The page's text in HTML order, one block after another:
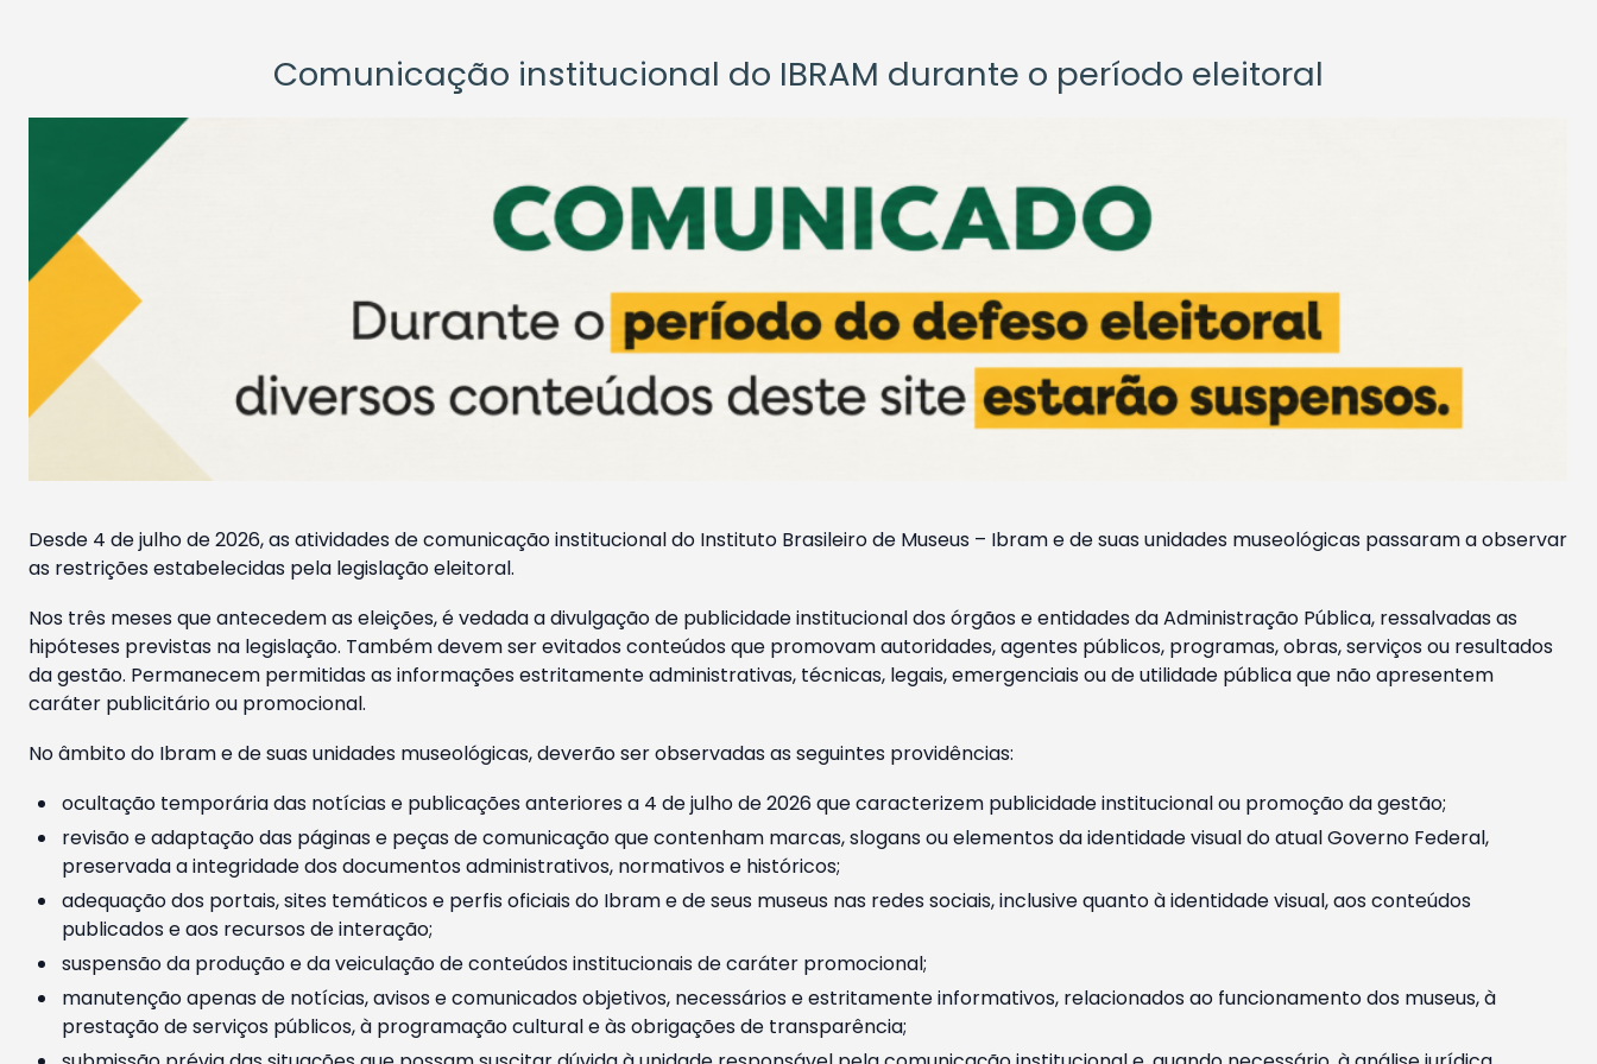
Comunicação institucional do IBRAM durante o período eleitoral
Desde 4 de julho de 2026, as atividades de comunicação institucional do Instituto Brasileiro de Museus – Ibram e de suas unidades museológicas passaram a observar
as restrições estabelecidas pela legislação eleitoral.
Nos três meses que antecedem as eleições, é vedada a divulgação de publicidade institucional dos órgãos e entidades da Administração Pública, ressalvadas as
hipóteses previstas na legislação. Também devem ser evitados conteúdos que promovam autoridades, agentes públicos, programas, obras, serviços ou resultados
da gestão. Permanecem permitidas as informações estritamente administrativas, técnicas, legais, emergenciais ou de utilidade pública que não apresentem
caráter publicitário ou promocional.
No âmbito do Ibram e de suas unidades museológicas, deverão ser observadas as seguintes providências:
ocultação temporária das notícias e publicações anteriores a 4 de julho de 2026 que caracterizem publicidade institucional ou promoção da gestão;
revisão e adaptação das páginas e peças de comunicação que contenham marcas, slogans ou elementos da identidade visual do atual Governo Federal,
preservada a integridade dos documentos administrativos, normativos e históricos;
adequação dos portais, sites temáticos e perfis oficiais do Ibram e de seus museus nas redes sociais, inclusive quanto à identidade visual, aos conteúdos
publicados e aos recursos de interação;
suspensão da produção e da veiculação de conteúdos institucionais de caráter promocional;
manutenção apenas de notícias, avisos e comunicados objetivos, necessários e estritamente informativos, relacionados ao funcionamento dos museus, à
prestação de serviços públicos, à programação cultural e às obrigações de transparência;